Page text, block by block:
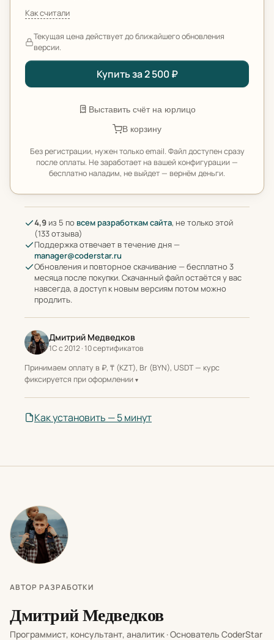
Как считали
Текущая цена действует до ближайшего обновления
версии.
Купить за 2 500 ₽
Выставить счёт на юрлицо
В корзину
Без регистрации, нужен только email. Файл доступен сразу
после оплаты. Не заработает на вашей конфигурации —
бесплатно наладим, не выйдет — вернём деньги.
4,9 из 5 по всем разработкам сайта, не только этой
(133 отзыва)
Поддержка отвечает в течение дня —
manager@coderstar.ru
Обновления и повторное скачивание — бесплатно 3
месяца после покупки. Скачанный файл остаётся у вас
навсегда, а доступ к новым версиям потом можно
продлить.
Дмитрий Медведков
1С с 2012 · 10 сертификатов
Принимаем оплату в ₽, ₸ (KZT), Br (BYN), USDT — курс
фиксируется при оформлении
Как установить — 5 минут
АВТОР РАЗРАБОТКИ
Дмитрий Медведков
Программист, консультант, аналитик · Основатель CoderStar